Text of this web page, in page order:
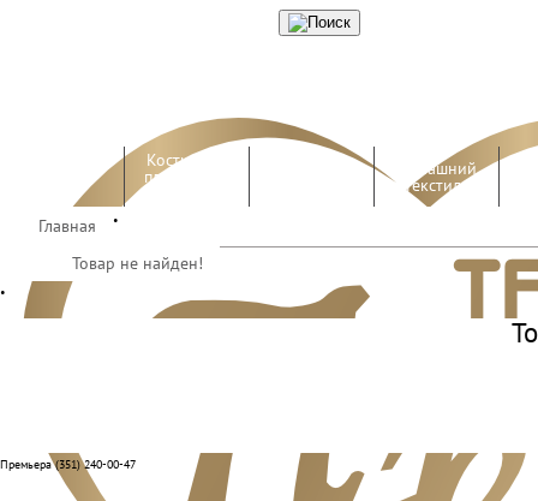
Костюмно-
плательные Домашний
текстиль
Работы
Главная •
Товар не найден!
•
Премьера (351) 240-00-47